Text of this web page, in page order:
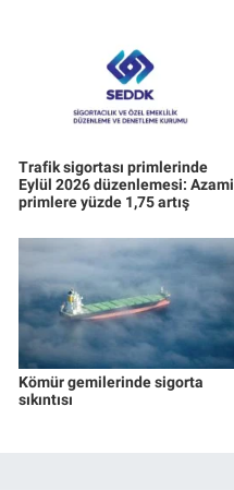
Trafik sigortası primlerinde
Eylül 2026 düzenlemesi: Azami
primlere yüzde 1,75 artış
Kömür gemilerinde sigorta
sıkıntısı